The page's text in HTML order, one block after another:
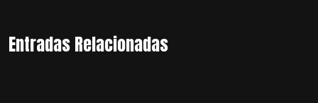
Entradas Relacionadas